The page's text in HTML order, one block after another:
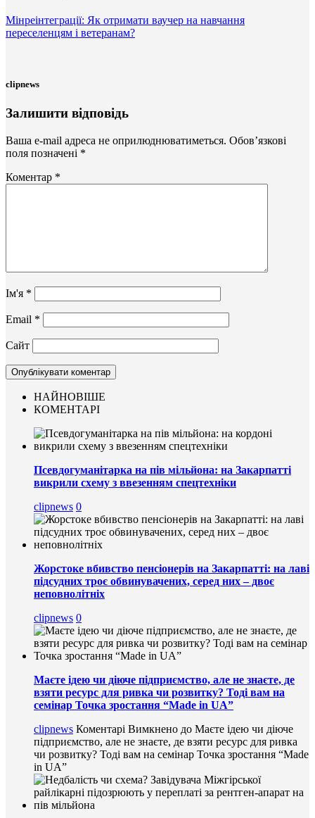
Мінреінтеграції: Як отримати ваучер на навчання
переселенцям і ветеранам?
clipnews
Залишити відповідь
Ваша e-mail адреса не оприлюднюватиметься. Обов’язкові
поля позначені *
Коментар *
Ім'я *
Email *
Сайт
НАЙНОВІШЕ
КОМЕНТАРІ
Псевдогуманітарка на пів мільйона: на Закарпатті
викрили схему з ввезенням спецтехніки
clipnews 0
Жорстоке вбивство пенсіонерів на Закарпатті: на лаві
підсудних троє обвинувачених, серед них – двоє
неповнолітніх
clipnews 0
Маєте ідею чи діюче підприємство, але не знаєте, де
взяти ресурс для ривка чи розвитку? Тоді вам на
семінар Точка зростання “Made in UA”
clipnews Коментарі Вимкнено до Маєте ідею чи діюче
підприємство, але не знаєте, де взяти ресурс для ривка
чи розвитку? Тоді вам на семінар Точка зростання “Made
in UA”